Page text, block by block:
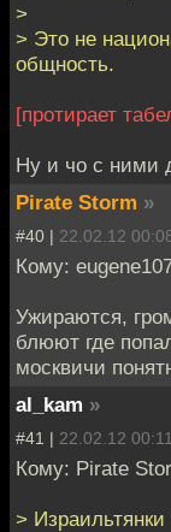
>
> Это не
общность.
[протирает
Ну и чо с ними
Pirate Storm »
#40 | 22.02.12
Кому:
Ужираются,
блюют где
москвичи
al_kam »
#41 | 22.02.12 00:11
Кому: Pirate
>